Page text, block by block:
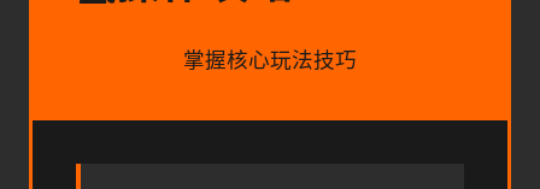
掌握核心玩法技巧